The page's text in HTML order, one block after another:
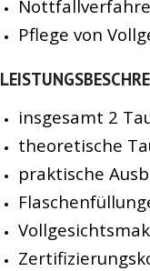
Pflege von
insgesamt 2
theoretische
praktische